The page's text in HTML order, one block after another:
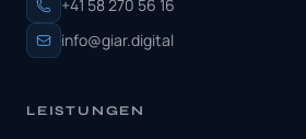
+41 58 270 56 16
info@giar.digital
LEISTUNGEN